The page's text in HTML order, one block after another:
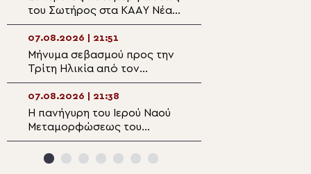
του Σωτήρος στα ΚΑΑΥ Νέας
Περάμου
07.08.2026 | 21:51
Μήνυμα σεβασμού προς την
Τρίτη Ηλικία από τον
Μητροπολίτη Σπάρτης στη
Ρειχέα
07.08.2026 | 21:38
Η πανήγυρη του Ιερού Ναού
Μεταμορφώσεως του
Σωτήρος στη Λέρο